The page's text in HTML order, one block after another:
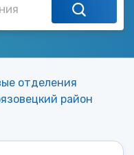
отделения
район